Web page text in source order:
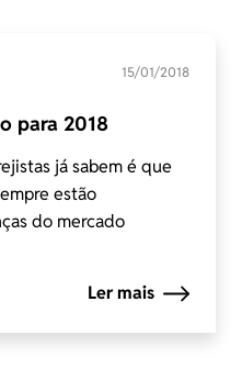
15/01/2018
para 2018
já sabem é que
estão
do mercado
Ler mais